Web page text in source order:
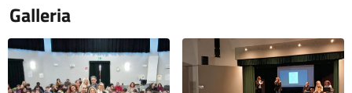
Galleria